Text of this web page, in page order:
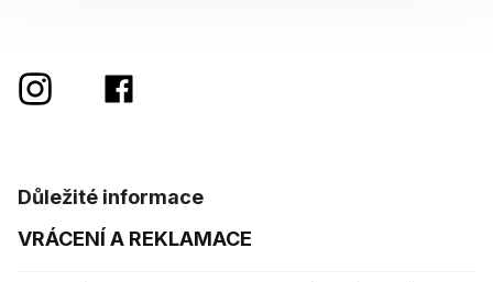
Důležité informace
VRÁCENÍ A REKLAMACE